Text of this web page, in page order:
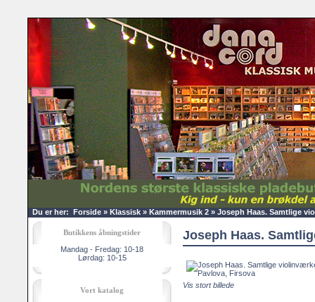
Du er her: Forside » Klassisk » Kammermusik 2 » Joseph Haas. Samtlige
Butikkens åbningstider
Mandag - Fredag: 10-18
Lørdag: 10-15
Vort katalog
Joseph Haas.
Vis stort billede